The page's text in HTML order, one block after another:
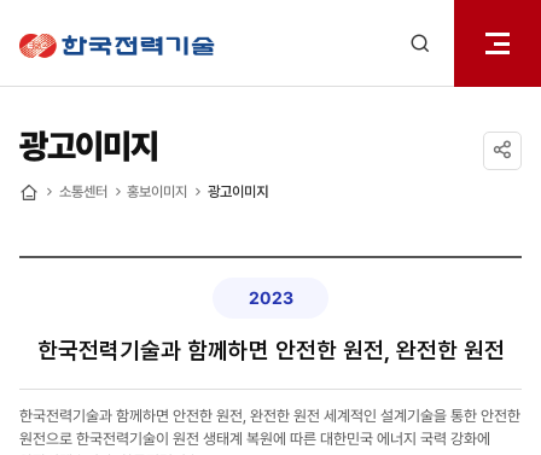
열기
광고이미지
소통센터 홍보이미지 광고이미지
한국전력기술과 함께하면 안전한 원전, 완전한 원전
2023
한국전력기술과 함께하면 안전한 원전, 완전한 원전 세계적인 설계기술을 통한 안전한
원전으로 한국전력기술이 원전 생태계 복원에 따른 대한민국 에너지 국력 강화에